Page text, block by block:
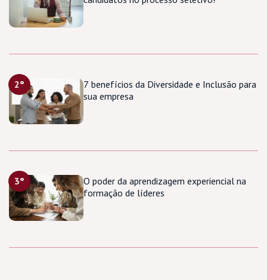
2°
7 benefícios da Diversidade e Inclusão para
sua empresa
3°
O poder da aprendizagem experiencial na
formação de líderes